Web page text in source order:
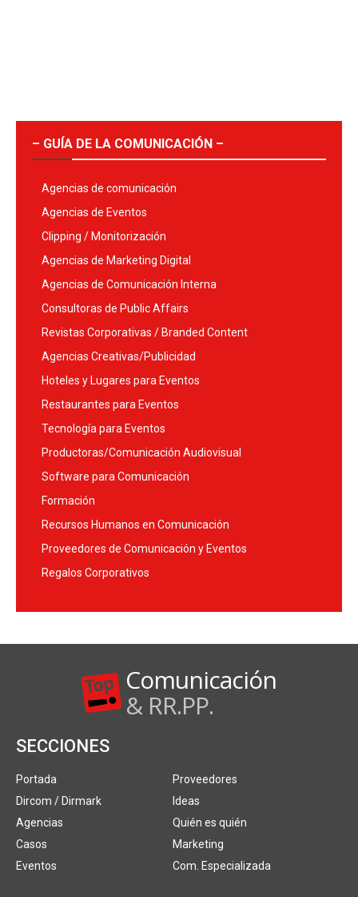
– GUÍA DE LA COMUNICACIÓN –
Agencias de comunicación
Agencias de Eventos
Clipping / Monitorización
Agencias de Marketing Digital
Agencias de Comunicación Interna
Consultoras de Public Affairs
Revistas Corporativas / Branded Content
Agencias Creativas/Publicidad
Hoteles y Lugares para Eventos
Restaurantes para Eventos
Tecnología para Eventos
Productoras/Comunicación Audiovisual
Software para Comunicación
Formación
Recursos Humanos en Comunicación
Proveedores de Comunicación y Eventos
Regalos Corporativos
Comunicación
& RR.PP.
SECCIONES
Portada
Dircom / Dirmark
Agencias
Casos
Eventos
Proveedores
Ideas
Quién es quién
Marketing
Com. Especializada